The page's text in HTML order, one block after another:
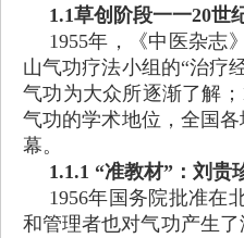
1.1草创阶段一一20世
1955年，《中医杂志
山气功疗法小组的“治疗
气功为大众所逐渐了解
气功的学术地位，全国
幕。
1.1.1 “准教材”：刘贵
1956年国务院批准在
和管理者也对气功产生